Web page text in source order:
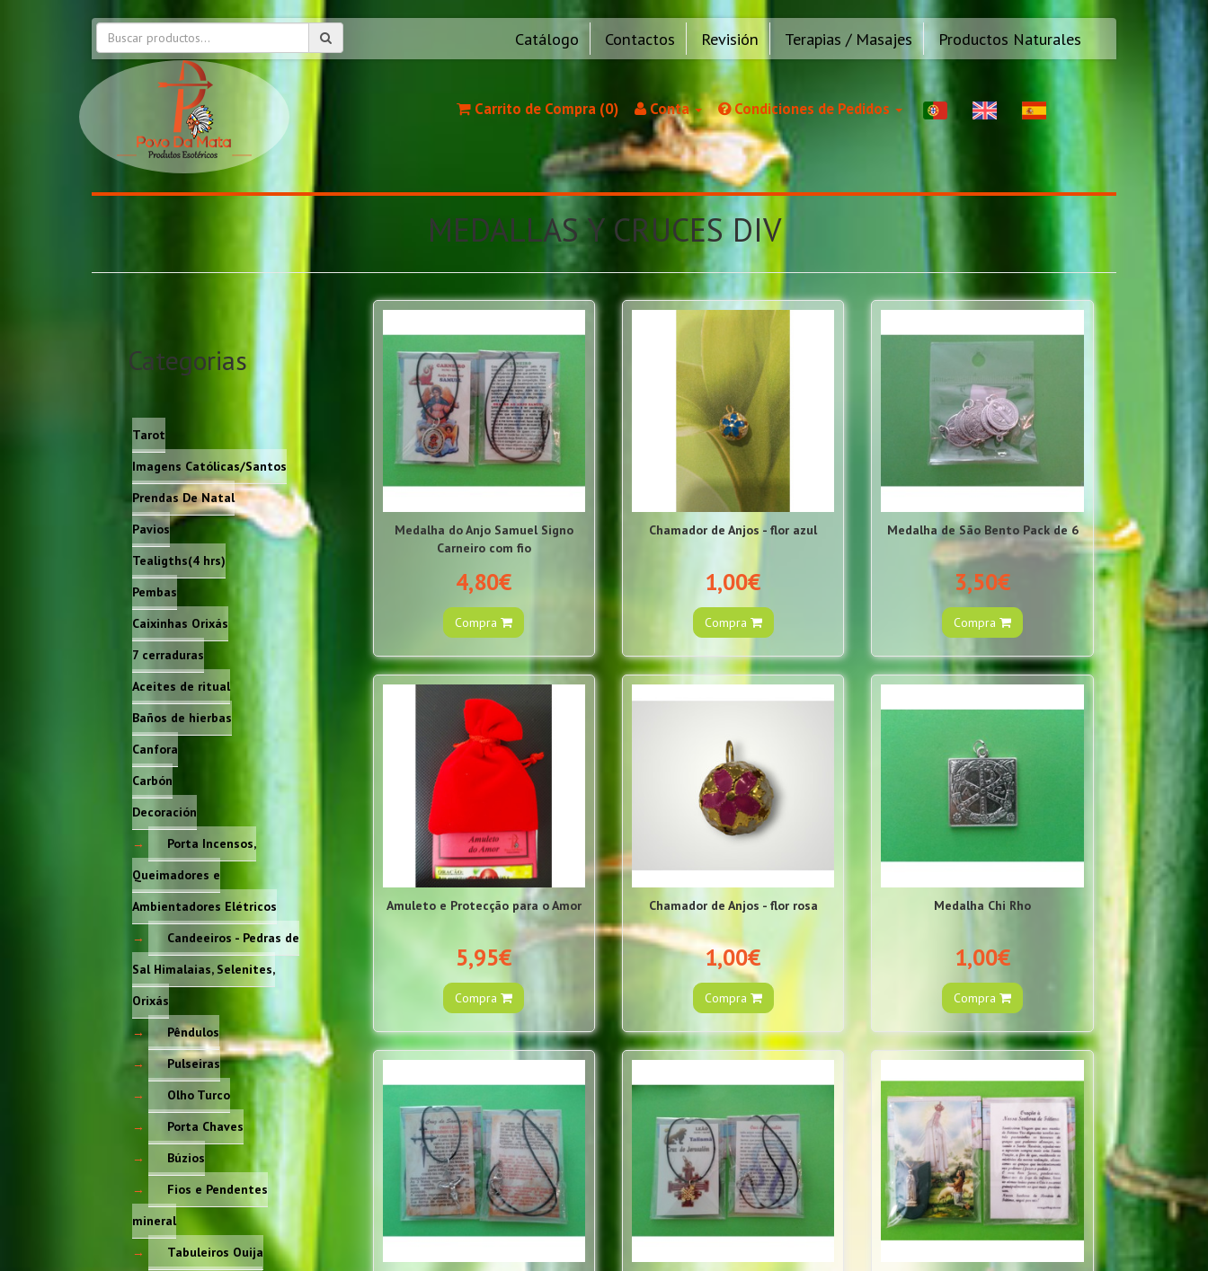
Catálogo Contactos Revisión Terapias / Masajes Productos Naturales
Carrito de Compra (0) Conta Condiciones de Pedidos
MEDALLAS Y CRUCES DIV
Categorias
Tarot
Imagens Católicas/Santos
Prendas De Natal
Pavios
Tealigths(4 hrs)
Pembas
Caixinhas Orixás
7 cerraduras
Aceites de ritual
Baños de hierbas
Canfora
Carbón
Decoración
Porta Incensos,
Queimadores e
Ambientadores Elétricos
Candeeiros - Pedras de
Sal Himalaias, Selenites,
Orixás
Pêndulos
Pulseiras
Olho Turco
Porta Chaves
Búzios
Fios e Pendentes
mineral
Tabuleiros Ouija
Medalha do Anjo Samuel Signo
Carneiro com fio
4,80€
Compra
Chamador de Anjos - flor azul
1,00€
Compra
Medalha de São Bento Pack de 6
3,50€
Compra
Amuleto e Protecção para o Amor
5,95€
Compra
Chamador de Anjos - flor rosa
1,00€
Compra
Medalha Chi Rho
1,00€
Compra